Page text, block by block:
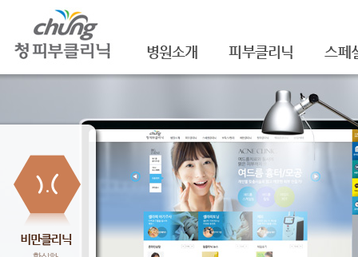
병원소개 피부클리닉 스페
레이저장비소개
병원 둘러보기
찾아오시는 길
공지사항
여드름자국/흉터
모공
기미/색소
주근깨/잡티
점/검버섯
문신제거
안면홍조
피부질환치료
셀라
레이
주름
FNS
물광
아쿠